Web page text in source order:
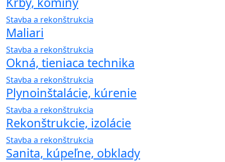
Stavba a rekonštrukcia
Maliari
Stavba a rekonštrukcia
Okná, tieniaca technika
Stavba a rekonštrukcia
Plynoinštalácie, kúrenie
Stavba a rekonštrukcia
Rekonštrukcie, izolácie
Stavba a rekonštrukcia
Sanita, kúpeľne, obklady